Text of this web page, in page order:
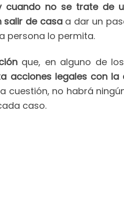
cuando no se trate de
salir de casaa dar un
persona lo permita.
que, en alguno de
acciones legales con la
no habrá
caso.